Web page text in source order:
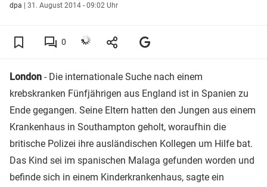
dpa | 31. August 2014 - 09:02 Uhr
0
London - Die internationale Suche nach einem
krebskranken Fünfjährigen aus England ist in Spanien zu
Ende gegangen. Seine Eltern hatten den Jungen aus einem
Krankenhaus in Southampton geholt, woraufhin die
britische Polizei ihre ausländischen Kollegen um Hilfe bat.
Das Kind sei im spanischen Malaga gefunden worden und
befinde sich in einem Kinderkrankenhaus, sagte ein